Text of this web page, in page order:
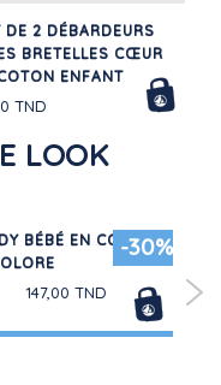
DE 2 DÉBARDEURS
BRETELLES CŒUR
ENFANT
TND
LOOK
-30%
BÉBÉ EN COTON
147,00 TND